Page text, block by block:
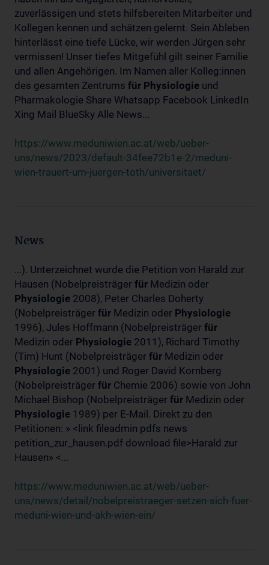
zuverlässigen und stets hilfsbereiten Mitarbeiter und
Kollegen kennen und schätzen gelernt. Sein Ableben
hinterlässt eine tiefe Lücke, wir werden Jürgen sehr
vermissen! Unser tiefes Mitgefühl gilt seiner Familie
und allen Angehörigen. Im Namen aller Kolleg:innen
des gesamten Zentrums für Physiologie und
Pharmakologie Share Whatsapp Facebook LinkedIn
Xing Mail BlueSky Alle News...
https://www.meduniwien.ac.at/web/ueber-
uns/news/2023/default-34fee72b1e-2/meduni-
wien-trauert-um-juergen-toth/universitaet/
News
...). Unterzeichnet wurde die Petition von Harald zur
Hausen (Nobelpreisträger für Medizin oder
Physiologie 2008), Peter Charles Doherty
(Nobelpreisträger für Medizin oder Physiologie
1996), Jules Hoffmann (Nobelpreisträger für
Medizin oder Physiologie 2011), Richard Timothy
(Tim) Hunt (Nobelpreisträger für Medizin oder
Physiologie 2001) und Roger David Kornberg
(Nobelpreisträger für Chemie 2006) sowie von John
Michael Bishop (Nobelpreisträger für Medizin oder
Physiologie 1989) per E-Mail. Direkt zu den
Petitionen: » <link fileadmin pdfs news
petition_zur_hausen.pdf download file>Harald zur
Hausen» <...
https://www.meduniwien.ac.at/web/ueber-
uns/news/detail/nobelpreistraeger-setzen-sich-fuer-
meduni-wien-und-akh-wien-ein/